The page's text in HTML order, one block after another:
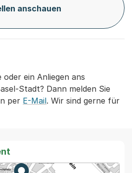
anschauen
ein Anliegen ans
Stadt? Dann melden Sie
per E-Mail. Wir sind gerne für